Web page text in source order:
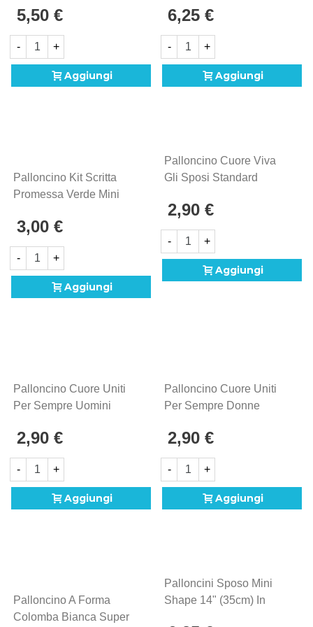
5,50 €
- +
Aggiungi
6,25 €
- +
Aggiungi
Palloncino Kit Scritta
Promessa Verde Mini
Mylar, 1pz.
3,00 €
- +
Aggiungi
Palloncino Cuore Viva
Gli Sposi Standard
Mylar, 1pz.
2,90 €
- +
Aggiungi
Palloncino Cuore Uniti
Per Sempre Uomini
(45cm) In Mylar, 1pz.
2,90 €
- +
Aggiungi
Palloncino Cuore Uniti
Per Sempre Donne
(45cm) In Mylar, 1pz.
2,90 €
- +
Aggiungi
Palloncino A Forma
Colomba Bianca Super
Palloncini Sposo Mini
Shape 14" (35cm) In